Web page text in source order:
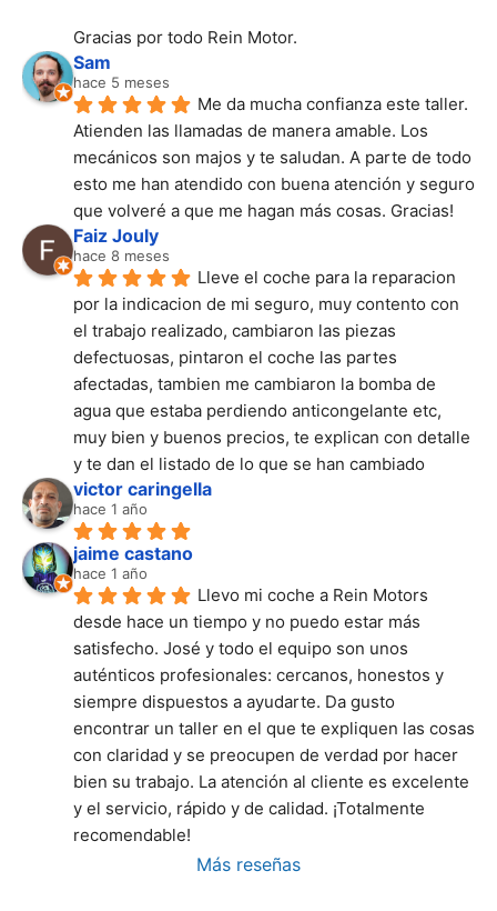
Gracias por todo Rein Motor.
Sam
hace 5 meses
Me da mucha confianza este taller.
Atienden las llamadas de manera amable. Los
mecánicos son majos y te saludan. A parte de todo
esto me han atendido con buena atención y seguro
que volveré a que me hagan más cosas. Gracias!
Faiz Jouly
hace 8 meses
Lleve el coche para la reparacion
por la indicacion de mi seguro, muy contento con
el trabajo realizado, cambiaron las piezas
defectuosas, pintaron el coche las partes
afectadas, tambien me cambiaron la bomba de
agua que estaba perdiendo anticongelante etc,
muy bien y buenos precios, te explican con detalle
y te dan el listado de lo que se han cambiado
victor caringella
hace 1 año
jaime castano
hace 1 año
Llevo mi coche a Rein Motors
desde hace un tiempo y no puedo estar más
satisfecho. José y todo el equipo son unos
auténticos profesionales: cercanos, honestos y
siempre dispuestos a ayudarte. Da gusto
encontrar un taller en el que te expliquen las cosas
con claridad y se preocupen de verdad por hacer
bien su trabajo. La atención al cliente es excelente
y el servicio, rápido y de calidad. ¡Totalmente
recomendable!
Más reseñas